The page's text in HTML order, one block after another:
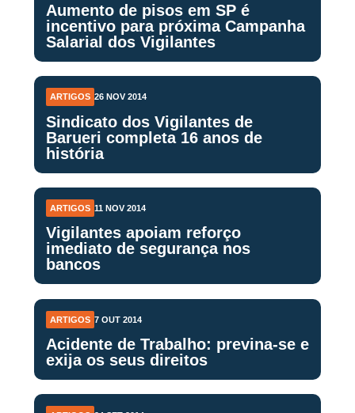
Aumento de pisos em SP é
incentivo para próxima Campanha
Salarial dos Vigilantes
ARTIGOS 26 NOV 2014
Sindicato dos Vigilantes de
Barueri completa 16 anos de
história
ARTIGOS 11 NOV 2014
Vigilantes apoiam reforço
imediato de segurança nos
bancos
ARTIGOS 7 OUT 2014
Acidente de Trabalho: previna-se e
exija os seus direitos